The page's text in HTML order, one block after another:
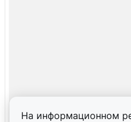
На информационном